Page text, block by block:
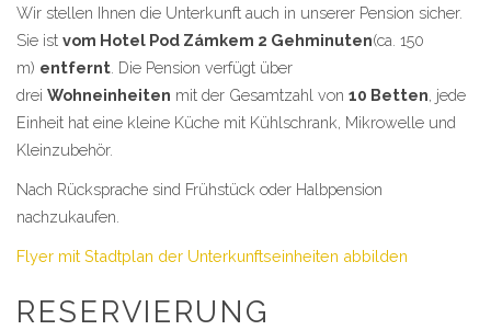
Wir stellen Ihnen die Unterkunft auch in unserer Pension sicher.
Sie ist vom Hotel Pod Zámkem 2 Gehminuten(ca. 150
m) entfernt . Die Pension verfügt über
drei Wohneinheiten mit der Gesamtzahl von 10 Betten , jede
Einheit hat eine kleine Küche mit Kühlschrank, Mikrowelle und
Kleinzubehör.
Nach Rücksprache sind Frühstück oder Halbpension
nachzukaufen.
Flyer mit Stadtplan der Unterkunftseinheiten abbilden
RESERVIERUNG